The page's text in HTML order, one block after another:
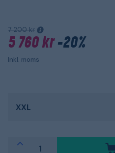
7 200 kr
5 760 kr-20%
Inkl. moms
XXL